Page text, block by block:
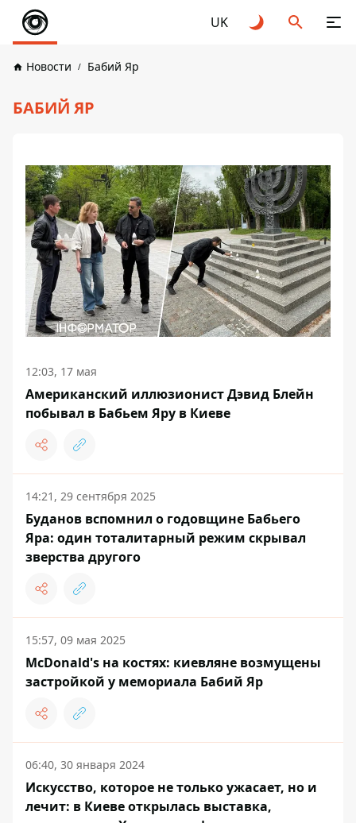
UK
Новости Бабий Яр
БАБИЙ ЯР
12:03, 17 мая
Американский иллюзионист Дэвид Блейн
побывал в Бабьем Яру в Киеве
14:21, 29 сентября 2025
Буданов вспомнил о годовщине Бабьего
Яра: один тоталитарный режим скрывал
зверства другого
15:57, 09 мая 2025
McDonald's на костях: киевляне возмущены
застройкой у мемориала Бабий Яр
06:40, 30 января 2024
Искусство, которое не только ужасает, но и
лечит: в Киеве открылась выставка,